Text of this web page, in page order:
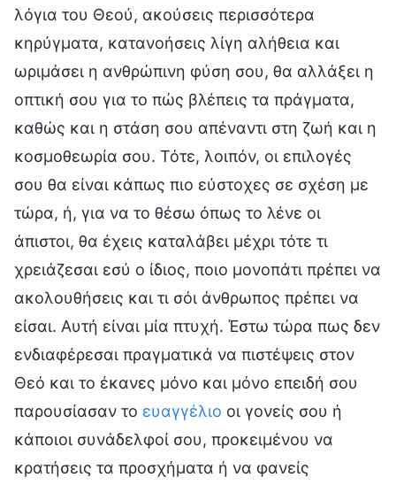
λόγια του Θεού, ακούσεις περισσότερα
κηρύγματα, κατανοήσεις λίγη αλήθεια και
ωριμάσει η ανθρώπινη φύση σου, θα αλλάξει η
οπτική σου για το πώς βλέπεις τα πράγματα,
καθώς και η στάση σου απέναντι στη ζωή και η
κοσμοθεωρία σου. Τότε, λοιπόν, οι επιλογές
σου θα είναι κάπως πιο εύστοχες σε σχέση με
τώρα, ή, για να το θέσω όπως το λένε οι
άπιστοι, θα έχεις καταλάβει μέχρι τότε τι
χρειάζεσαι εσύ ο ίδιος, ποιο μονοπάτι πρέπει να
ακολουθήσεις και τι σόι άνθρωπος πρέπει να
είσαι. Αυτή είναι μία πτυχή. Έστω τώρα πως δεν
ενδιαφέρεσαι πραγματικά να πιστέψεις στον
Θεό και το έκανες μόνο και μόνο επειδή σου
παρουσίασαν το ευαγγέλιο οι γονείς σου ή
κάποιοι συνάδελφοί σου, προκειμένου να
κρατήσεις τα προσχήματα ή να φανείς